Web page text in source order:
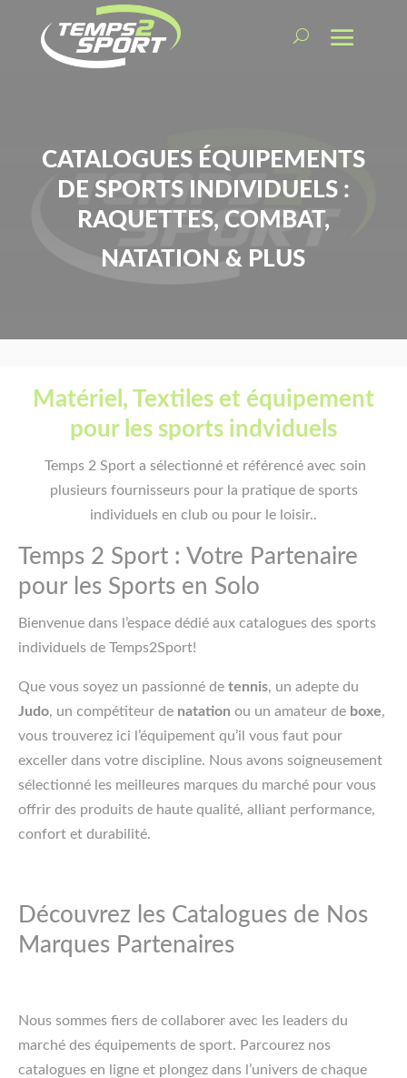
CATALOGUES ÉQUIPEMENTS
DE SPORTS INDIVIDUELS :
RAQUETTES, COMBAT,
NATATION & PLUS
Matériel, Textiles et équipement
pour les sports indviduels
Temps 2 Sport a sélectionné et référencé avec soin
plusieurs fournisseurs pour la pratique de sports
individuels en club ou pour le loisir..
Temps 2 Sport : Votre Partenaire
pour les Sports en Solo
Bienvenue dans l’espace dédié aux catalogues des sports
individuels de Temps2Sport!
Que vous soyez un passionné de tennis, un adepte du
Judo, un compétiteur de natation ou un amateur de boxe,
vous trouverez ici l’équipement qu’il vous faut pour
exceller dans votre discipline. Nous avons soigneusement
sélectionné les meilleures marques du marché pour vous
offrir des produits de haute qualité, alliant performance,
confort et durabilité.
Découvrez les Catalogues de Nos
Marques Partenaires
Nous sommes fiers de collaborer avec les leaders du
marché des équipements de sport. Parcourez nos
catalogues en ligne et plongez dans l’univers de chaque